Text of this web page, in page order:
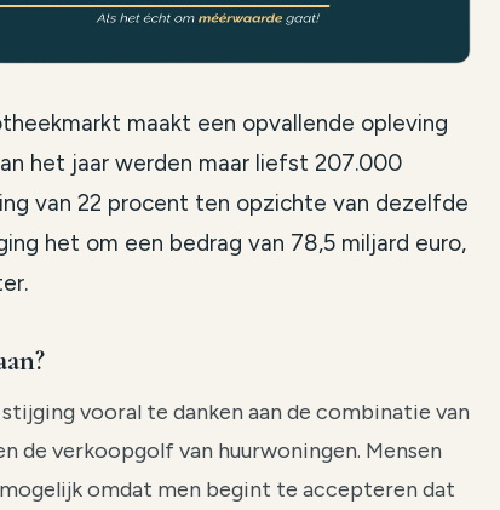
maakt een opvallende opleving
het jaar werden maar liefst 207.000
van 22 procent ten opzichte van dezelfde
het om een bedrag van 78,5 miljard euro,
vooral te danken aan de combinatie van
de verkoopgolf van huurwoningen. Mensen
omdat men begint te accepteren dat